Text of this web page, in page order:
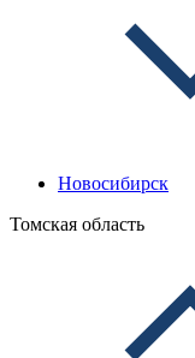
Новосибирск
Томская область